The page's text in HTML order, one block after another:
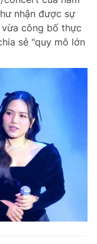
nhận được sự
vừa công bố thực
sẻ "quy mô lớn